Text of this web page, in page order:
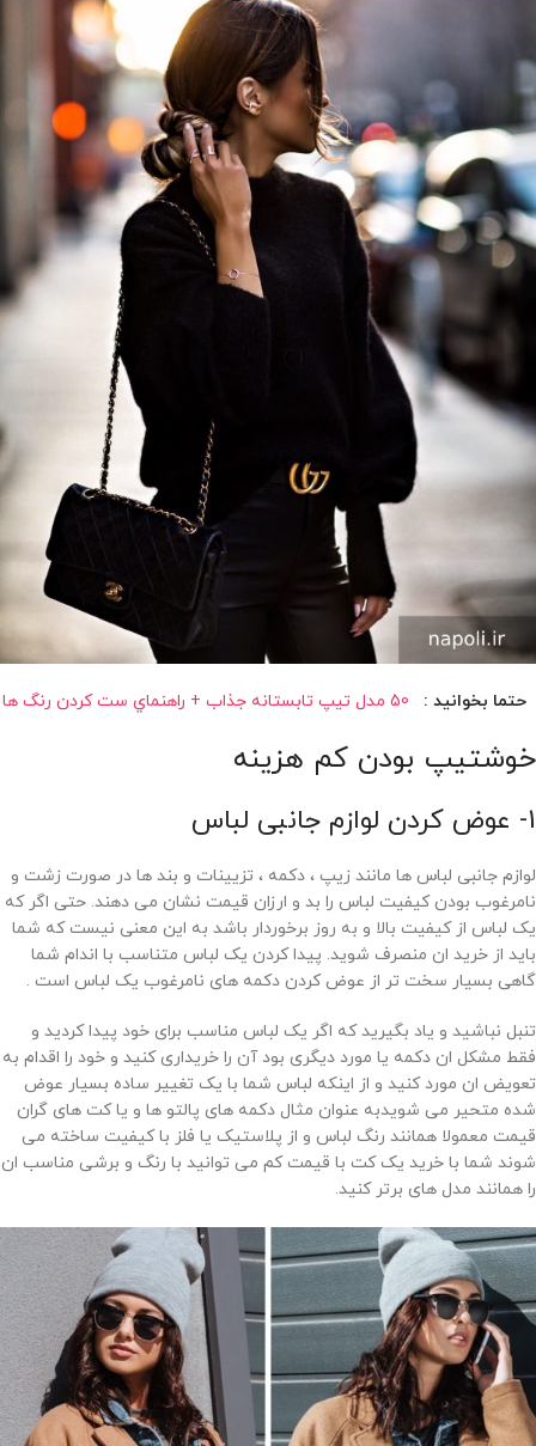
حتما بخوانید : 50 مدل تیپ تابستانه جذاب + راهنماي ست كردن رنگ ها
خوشتیپ بودن کم هزینه
1- عوض کردن لوازم جانبی لباس
لوازم جانبی لباس ها مانند زیپ ، دکمه ، تزیینات و بند ها در صورت زشت و
نامرغوب بودن کیفیت لباس را بد و ارزان قیمت نشان می دهند. حتی اگر که
یک لباس از کیفیت بالا و به روز برخوردار باشد به این معنی نیست که شما
باید از خرید ان منصرف شوید. پیدا کردن یک لباس متناسب با اندام شما
گاهی بسیار سخت تر از عوض کردن دکمه های نامرغوب یک لباس است .
تنبل نباشید و یاد بگیرید که اگر یک لباس مناسب برای خود پیدا کردید و
فقط مشکل ان دکمه یا مورد دیگری بود آن را خریداری کنید و خود را اقدام به
تعویض ان مورد کنید و از اینکه لباس شما با یک تغییر ساده بسیار عوض
شده متحیر می شویدبه عنوان مثال دکمه های پالتو ها و یا کت های گران
قیمت معمولا همانند رنگ لباس و از پلاستیک یا فلز با کیفیت ساخته می
شوند شما با خرید یک کت با قیمت کم می توانید با رنگ و برشی مناسب ان
را همانند مدل های برتر کنید.